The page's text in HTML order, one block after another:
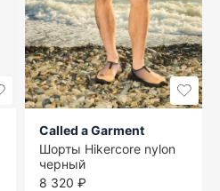
Called a Garment
Шорты Hikercore nylon
черный
8 320 ₽